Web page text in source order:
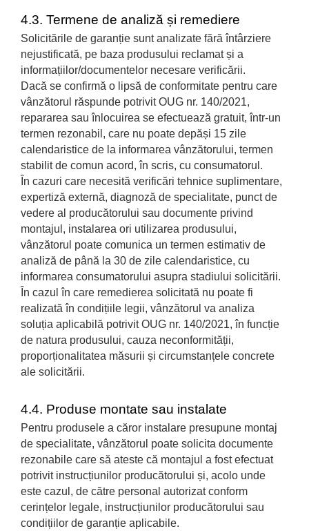
4.3. Termene de analiză și remediere
Solicitările de garanție sunt analizate fără întârziere
nejustificată, pe baza produsului reclamat și a
informațiilor/documentelor necesare verificării.
Dacă se confirmă o lipsă de conformitate pentru care
vânzătorul răspunde potrivit OUG nr. 140/2021,
repararea sau înlocuirea se efectuează gratuit, într-un
termen rezonabil, care nu poate depăși 15 zile
calendaristice de la informarea vânzătorului, termen
stabilit de comun acord, în scris, cu consumatorul.
În cazuri care necesită verificări tehnice suplimentare,
expertiză externă, diagnoză de specialitate, punct de
vedere al producătorului sau documente privind
montajul, instalarea ori utilizarea produsului,
vânzătorul poate comunica un termen estimativ de
analiză de până la 30 de zile calendaristice, cu
informarea consumatorului asupra stadiului solicitării.
În cazul în care remedierea solicitată nu poate fi
realizată în condițiile legii, vânzătorul va analiza
soluția aplicabilă potrivit OUG nr. 140/2021, în funcție
de natura produsului, cauza neconformității,
proporționalitatea măsurii și circumstanțele concrete
ale solicitării.
4.4. Produse montate sau instalate
Pentru produsele a căror instalare presupune montaj
de specialitate, vânzătorul poate solicita documente
rezonabile care să ateste că montajul a fost efectuat
potrivit instrucțiunilor producătorului și, acolo unde
este cazul, de către personal autorizat conform
cerințelor legale, instrucțiunilor producătorului sau
condițiilor de garanție aplicabile.